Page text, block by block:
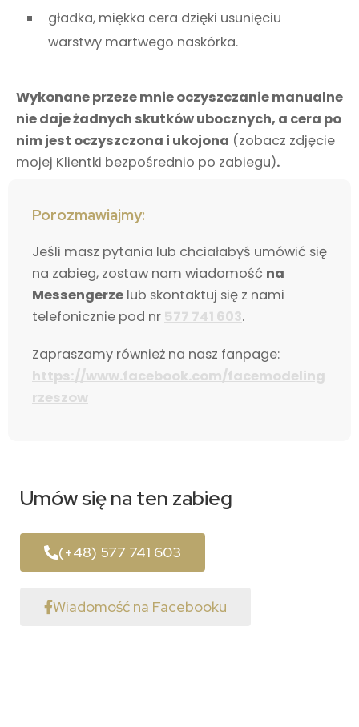
gładka, miękka cera dzięki usunięciu
warstwy martwego naskórka.
Wykonane przeze mnie oczyszczanie manualne
nie daje żadnych skutków ubocznych, a cera po
nim jest oczyszczona i ukojona (zobacz zdjęcie
mojej Klientki bezpośrednio po zabiegu).
Porozmawiajmy:
Jeśli masz pytania lub chciałabyś umówić się
na zabieg, zostaw nam wiadomość na
Messengerze lub skontaktuj się z nami
telefonicznie pod nr 577 741 603.
Zapraszamy również na nasz fanpage:
https://www.facebook.com/facemodeling
rzeszow
Umów sięna ten zabieg
(+48) 577 741 603
Wiadomość na Facebooku